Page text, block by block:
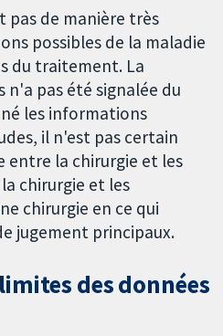
pas de manière très
possibles de la maladie
du traitement. La
n'a pas été signalée du
les informations
il n'est pas certain
entre la chirurgie et les
chirurgie et les
chirurgie en ce qui
jugement principaux.
des données